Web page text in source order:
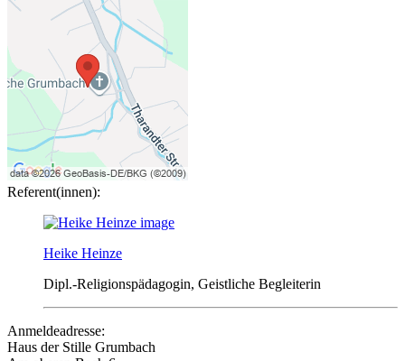
Referent(innen):
Heike Heinze
Dipl.-Religionspädagogin, Geistliche Begleiterin
Anmeldeadresse:
Haus der Stille Grumbach